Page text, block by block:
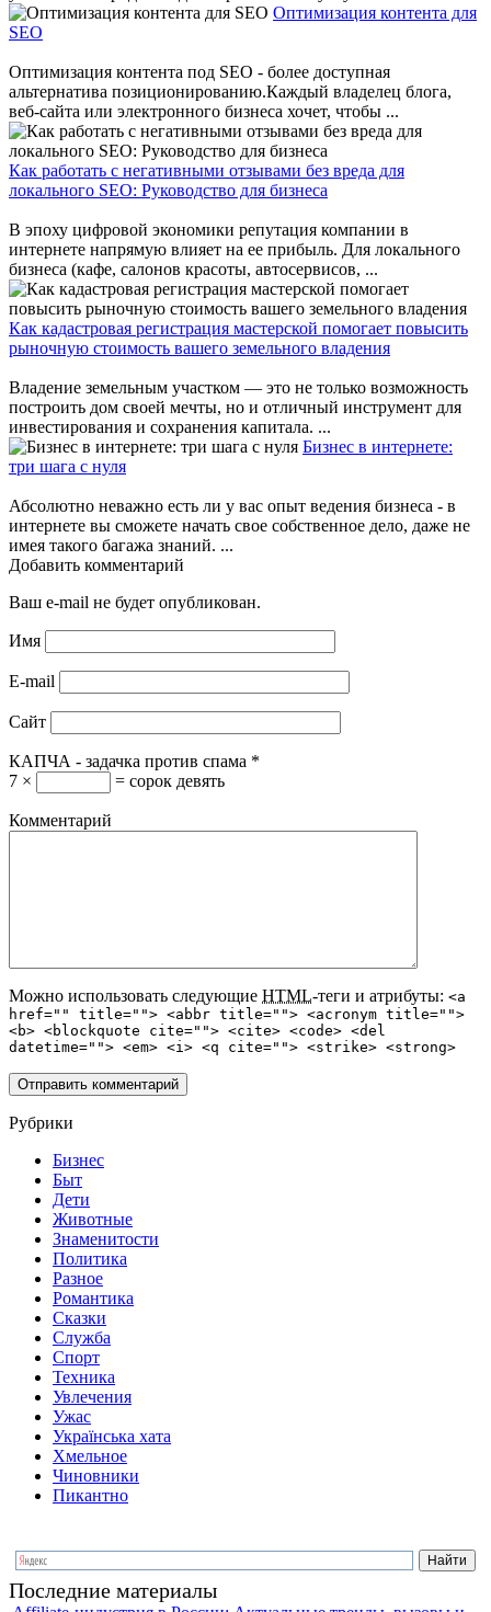
Оптимизация контента для
SEO
Оптимизация контента под SEO - более доступная
альтернатива позиционированию.Каждый владелец блога,
веб-сайта или электронного бизнеса хочет, чтобы ...
Как работать с негативными отзывами без вреда для
локального SEO: Руководство для бизнеса
В эпоху цифровой экономики репутация компании в
интернете напрямую влияет на ее прибыль. Для локального
бизнеса (кафе, салонов красоты, автосервисов, ...
Как кадастровая регистрация мастерской помогает повысить
рыночную стоимость вашего земельного владения
Владение земельным участком — это не только возможность
построить дом своей мечты, но и отличный инструмент для
инвестирования и сохранения капитала. ...
Бизнес в интернете:
три шага с нуля
Абсолютно неважно есть ли у вас опыт ведения бизнеса - в
интернете вы сможете начать свое собственное дело, даже не
имея такого багажа знаний. ...
Добавить комментарий
Ваш e-mail не будет опубликован.
Имя
E-mail
Сайт
КАПЧА - задачка против спама *
7 ×
= сорок девять
Комментарий
Можно использовать следующие HTML-теги и атрибуты: <a
href="" title=""> <abbr title=""> <acronym title="">
<b> <blockquote cite=""> <cite> <code> <del
datetime=""> <em> <i> <q cite=""> <strike> <strong>
Рубрики
Бизнес
Быт
Дети
Животные
Знаменитости
Политика
Разное
Романтика
Сказки
Служба
Спорт
Техника
Увлечения
Ужас
Українська хата
Хмельное
Чиновники
Пикантно
Последние материалы